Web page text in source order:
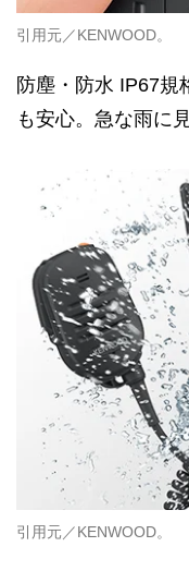
引用元／KENWOOD。
防塵・防水 IP67規
も安心。急な雨に
引用元／KENWOOD。